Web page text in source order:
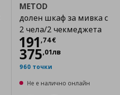
METOD
долен шкаф за мивка с
2 чела/2 чекмеджета
191 ,74€
Цена
375,01лв
960 точки
Не е налично онлайн